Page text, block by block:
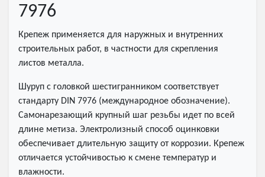
7976
Крепеж применяется для наружных и внутренних
строительных работ, в частности для скрепления
листов металла.
Шуруп с головкой шестигранником соответствует
стандарту DIN 7976 (международное обозначение).
Самонарезающий крупный шаг резьбы идет по всей
длине метиза. Электролизный способ оцинковки
обеспечивает длительную защиту от коррозии. Крепеж
отличается устойчивостью к смене температур и
влажности.